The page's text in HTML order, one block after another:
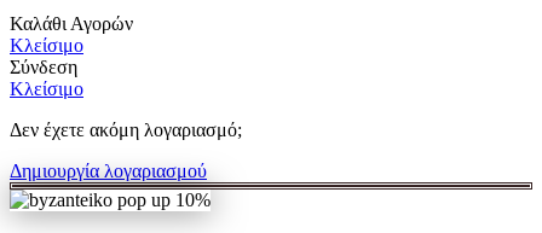
Καλάθι Αγορών
Κλείσιμο
Σύνδεση
Κλείσιμο
Δεν έχετε ακόμη λογαριασμό;
Δημιουργία λογαριασμού